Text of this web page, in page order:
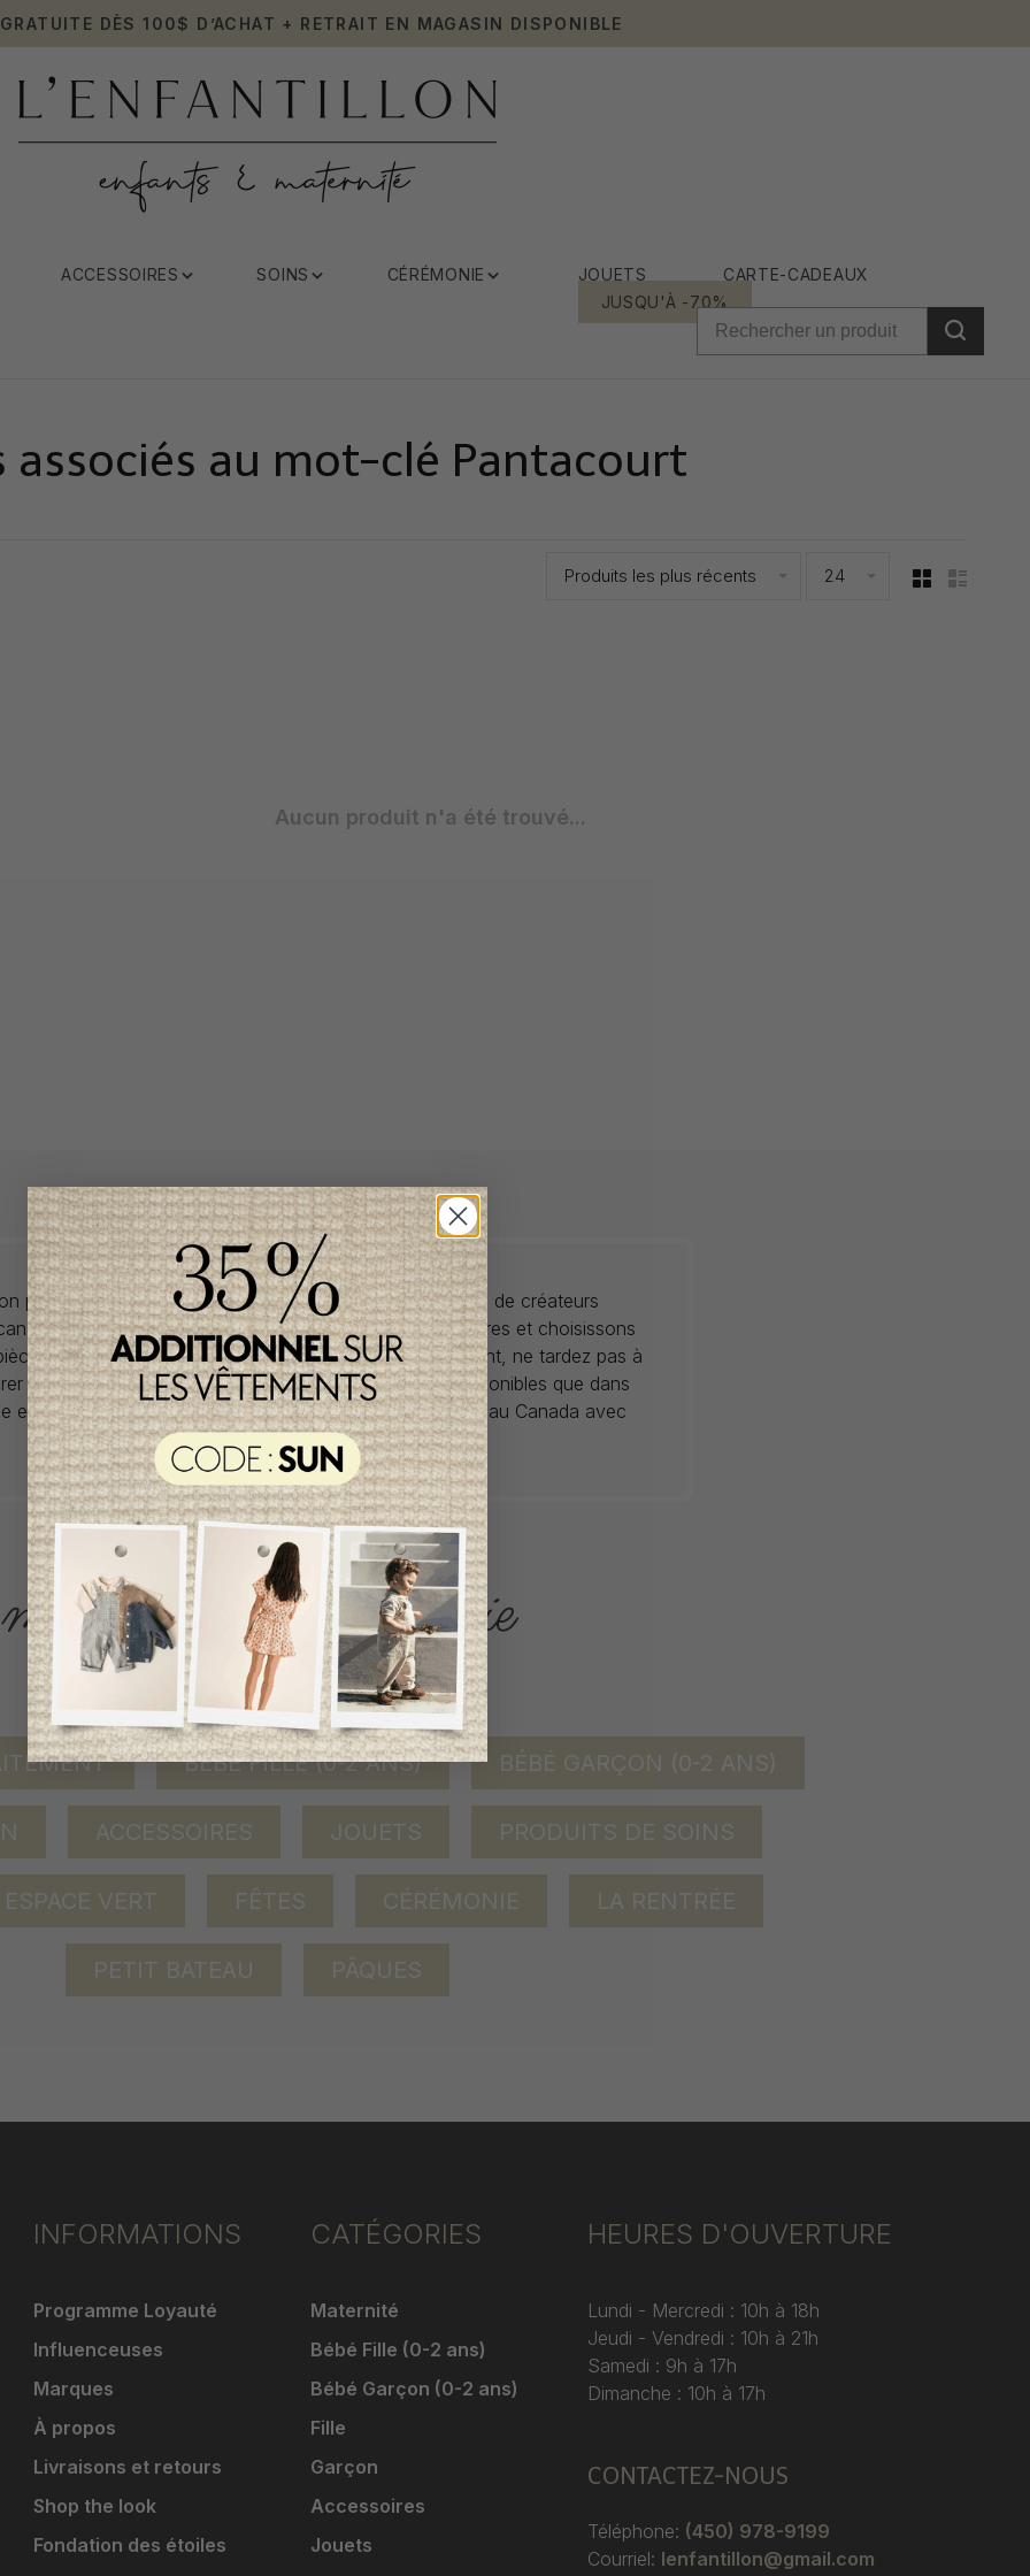
DÈS 100$ D’ACHAT + RETRAIT EN MAGASIN DISPONIBLE
ACCESSOIRES SOINS CÉRÉMONIE JOUETS
CARTE-CADEAUX
JUSQU'À -70%
associés au mot-clé Pantacourt
Produits les plus récents 24
Aucun produit n'a été trouvé...
propose des collections pour de vêtements pour bébés de créateurs
à prix imbattables. Nous dénichons les perles rares et choisissons
de saisons en saisons. Si un vêtement vous convient, ne tardez pas à
car la plupart du temps, les articles offerts ne sont disponibles que dans
et en un seul exemplaire. Profitez de la livraison gratuite au Canada avec
tout achat de 100$ et plus avant taxes.
ACCÈS RAPIDE
magasinez par catégorie
BÉBÉ FILLE (0-2 ANS) BÉBÉ GARÇON (0-2 ANS)
ACCESSOIRES JOUETS PRODUITS DE SOINS
ESPACE VERT FÊTES CÉRÉMONIE LA RENTRÉE
PETIT BATEAU PÂQUES
INFORMATIONS
Programme Loyauté
Influenceuses
Marques
À propos
Livraisons et retours
Shop the look
Fondation des étoiles
CATÉGORIES
Maternité
Bébé Fille (0-2 ans)
Bébé Garçon (0-2 ans)
Fille
Garçon
Accessoires
Jouets
HEURES D'OUVERTURE
Lundi - Mercredi : 10h à 18h
Jeudi - Vendredi : 10h à 21h
Samedi : 9h à 17h
Dimanche : 10h à 17h
CONTACTEZ-NOUS
Téléphone: (450) 978-9199
Courriel: lenfantillon@gmail.com